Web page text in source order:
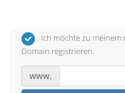
Ich möchte zu
Domain registrieren.
www.